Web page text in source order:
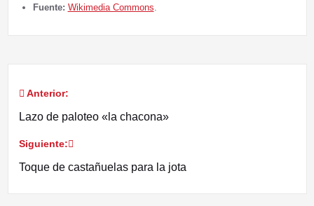
Fuente: Wikimedia Commons
Navegación
entradas
Anterior:
Lazo de paloteo «la chacona»
Siguiente:
Toque de castañuelas para la jota